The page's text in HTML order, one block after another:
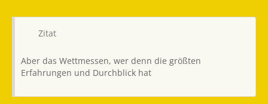
Zitat
Aber das Wettmessen, wer denn die größten
Erfahrungen und Durchblick hat